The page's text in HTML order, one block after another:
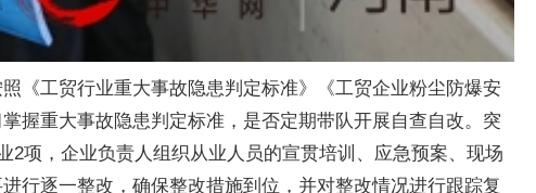
《工贸行业重大事故隐患判定标准》《工贸企业粉尘防爆安
握重大事故隐患判定标准，是否定期带队开展自查自改。突
项，企业负责人组织从业人员的宣贯培训、应急预案、现场
行逐一整改，确保整改措施到位，并对整改情况进行跟踪复